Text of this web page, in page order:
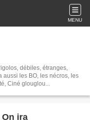
MENU
débiles, étranges,
aussi les BO, les nécros, les
Ciné glouglou...
ira